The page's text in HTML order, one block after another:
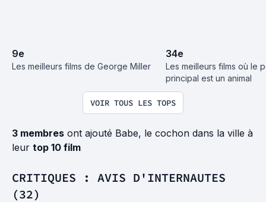
9e
Les meilleurs films de George Miller
34e
Les meilleurs films où le
principal est un animal
VOIR TOUS LES TOPS
3 membres ont ajouté Babe, le cochon dans la ville à
leur top 10 film
CRITIQUES : AVIS D'INTERNAUTES
(32)